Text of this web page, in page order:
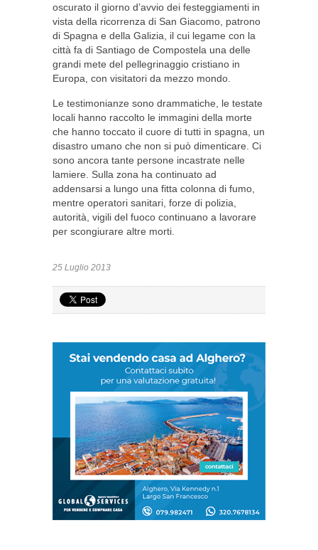
oscurato il giorno d’avvio dei festeggiamenti in
vista della ricorrenza di San Giacomo, patrono
di Spagna e della Galizia, il cui legame con la
città fa di Santiago de Compostela una delle
grandi mete del pellegrinaggio cristiano in
Europa, con visitatori da mezzo mondo.
Le testimonianze sono drammatiche, le testate
locali hanno raccolto le immagini della morte
che hanno toccato il cuore di tutti in spagna, un
disastro umano che non si può dimenticare. Ci
sono ancora tante persone incastrate nelle
lamiere. Sulla zona ha continuato ad
addensarsi a lungo una fitta colonna di fumo,
mentre operatori sanitari, forze di polizia,
autorità, vigili del fuoco continuano a lavorare
per scongiurare altre morti.
25 Luglio 2013